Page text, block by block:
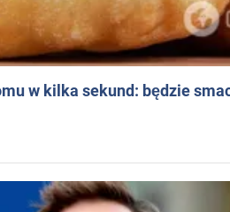
w kilka sekund: będzie